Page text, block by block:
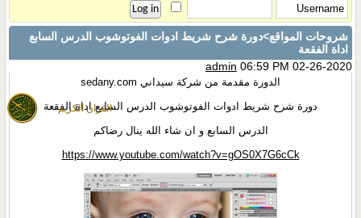
القران الكريم
شروحات المواقع>دورة شرح شريط ادوات الفوتوشوب الدرس السابع
اداة الفقعة
admin 06:59 PM 02-26-2020
الدورة مقدمة من شركة سيداني sedany.com
دورة شرح شريط ادوات الفوتوشوب الدرس السابع اداة الفقعة
الدرس السابع و ان شاء الله ينال رضاكم
https://www.youtube.com/watch?v=gOS0X7G6cCk